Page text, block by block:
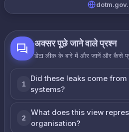
अक्सर पूछे जाने वाले प्रश्न
डेटा लीक के बारे में और जानें और कैसे
1
Did these leaks come
systems?
2
What does this view
organisation?